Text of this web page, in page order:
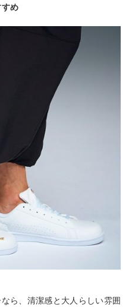
め
ら、清潔感と大人らしい雰囲